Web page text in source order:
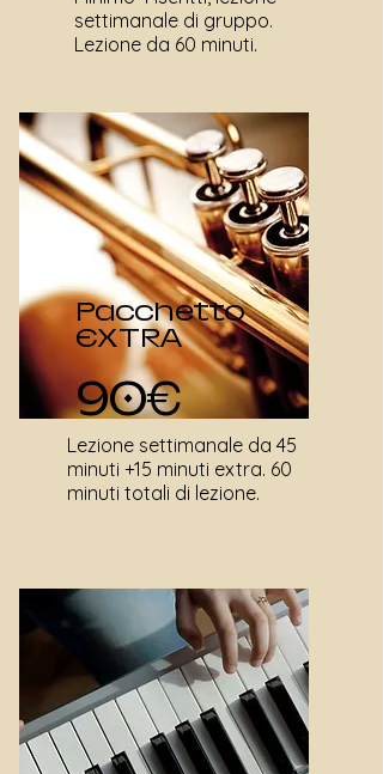
settimanale di gruppo.
Lezione da 60 minuti.
Pacchetto
EXTRA
90€
Lezione settimanale da 45
minuti +15 minuti extra. 60
minuti totali di lezione.